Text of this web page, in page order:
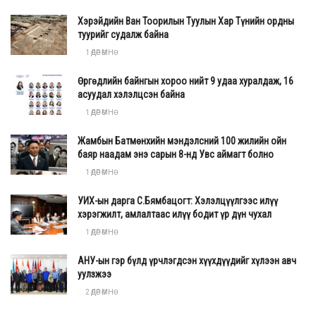
"Particle6" продакшны эзэн
дараагийн Натали Портман эсвэл Скарлет Йоханнсен
болохыг хүсч байгаагаа хэвлэлд хэлсэн юм. Мөн
жүжиглэх гэх мэт уран сэтгэмж, ур чадварын үйлдэл
байсан" гээд, ийм бүтээлийг жинхэнэ ​​жүжигчид
нэг хэсэг" гэж харах ёстой гэж үзэл бодлоо
илэрхийлжээ.
ажиллуулж байгаа бөгөөд AI зургуудаа дадагчиддаа
хуваалцдаг юм.
Хэрэйдийн Ван Тоорилын Туулын Хар Түнийн ордны
туурийг судалж байна
1 ӨДӨР ӨМНӨ
Өргөдлийн байнгын хороо нийт 9 удаа хуралдаж, 16
асуудал хэлэлцсэн байна
1 ӨДӨР ӨМНӨ
Жамбын Батмөнхийн мэндэлсний 100 жилийн ойн
баяр наадам энэ сарын 8-нд Увс аймагт болно
1 ӨДӨР ӨМНӨ
УИХ-ын дарга С.Бямбацогт: Хэлэлцүүлгээс илүү
хэрэгжилт, амлалтаас илүү бодит үр дүн чухал
1 ӨДӨР ӨМНӨ
АНУ-ын гэр бүлд үрчлэгдсэн хүүхдүүдийг хүлээн авч
уулзжээ
2 ӨДӨР ӨМНӨ